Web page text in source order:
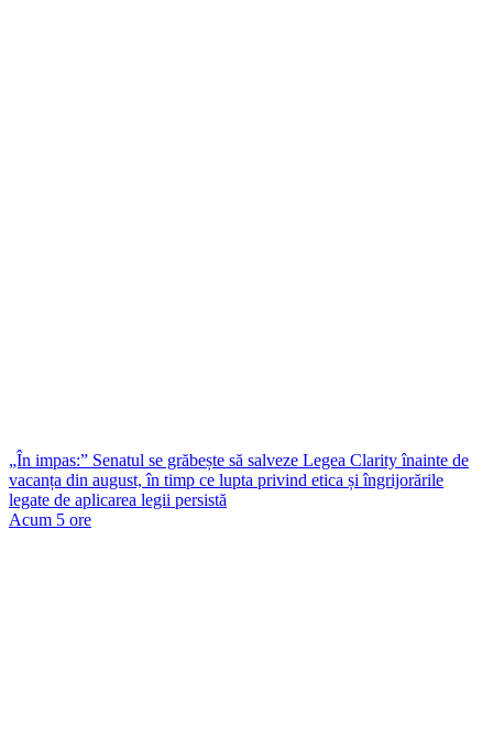
„În impas:” Senatul se grăbește să salveze Legea Clarity înainte de
vacanța din august, în timp ce lupta privind etica și îngrijorările
legate de aplicarea legii persistă
Acum 5 ore